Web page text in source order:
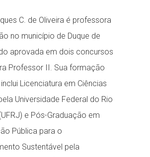
C. de Oliveira é professora
no município de Duque de
aprovada em dois concursos
Professor II. Sua formação
Licenciatura em Ciências
Universidade Federal do Rio
e Pós-Graduação em
Pública para o
Sustentável pela